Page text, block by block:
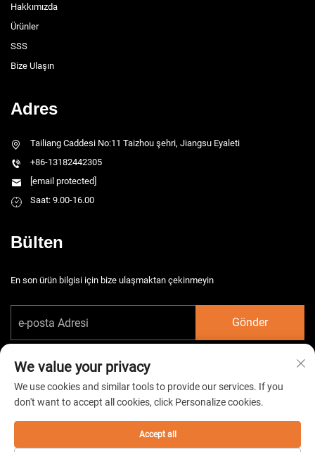
Hakkımızda
Ürünler
SSS
Bize Ulaşın
Adres
Tailiang Caddesi No:11 Taizhou şehri, Jiangsu Eyaleti
+86-13182442305
[email protected]
Saat: 9.00-16.00
Bülten
En son ürün bilgisi için bize ulaşmaktan çekinmeyin
Gönder
Telif hakkı © 2026 China Taizhou HarsMarg Elektromekanik Co. Ltd. Tüm
hakları saklıdır. - Gizlilik Politikası
We value your privacy
We use cookies and similar tools to provide our services. If you
don't want to accept all cookies, click Personalize cookies.
Accept all